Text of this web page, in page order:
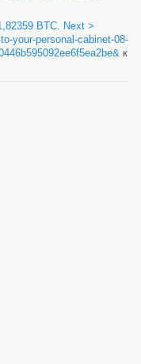
BTC. Next >
your-personal-cabinet-08-
к